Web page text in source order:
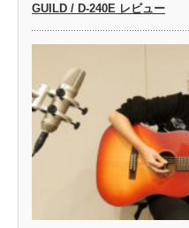
GUILD / D-240E レビュー